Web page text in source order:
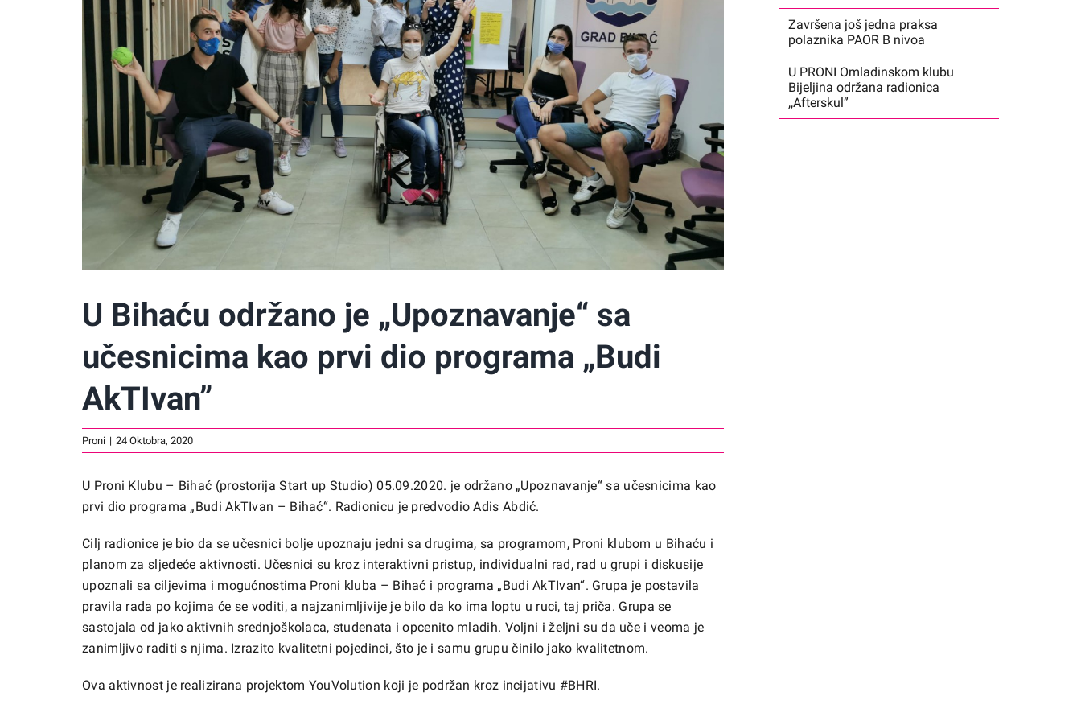
U Bihaću održano je „Upoznavanje“ sa
učesnicima kao prvi dio programa „Budi
AkTIvan”
Proni | 24 Oktobra, 2020
U Proni Klubu – Bihać (prostorija Start up Studio) 05.09.2020. je održano „Upoznavanje“ sa učesnicima kao
prvi dio programa „Budi AkTIvan – Bihać“. Radionicu je predvodio Adis Abdić.
Cilj radionice je bio da se učesnici bolje upoznaju jedni sa drugima, sa programom, Proni klubom u Bihaću i
planom za sljedeće aktivnosti. Učesnici su kroz interaktivni pristup, individualni rad, rad u grupi i diskusije
upoznali sa ciljevima i mogućnostima Proni kluba – Bihać i programa „Budi AkTIvan“. Grupa je postavila
pravila rada po kojima će se voditi, a najzanimljivije je bilo da ko ima loptu u ruci, taj priča. Grupa se
sastojala od jako aktivnih srednjoškolaca, studenata i opcenito mladih. Voljni i željni su da uče i veoma je
zanimljivo raditi s njima. Izrazito kvalitetni pojedinci, što je i samu grupu činilo jako kvalitetnom.
Ova aktivnost je realizirana projektom YouVolution koji je podržan kroz incijativu #BHRI.
Završena još jedna praksa
polaznika PAOR B nivoa
U PRONI Omladinskom klubu
Bijeljina održana radionica
,,Afterskul”